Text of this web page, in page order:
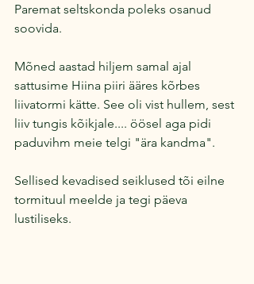
Paremat seltskonda poleks osanud
soovida.
Mõned aastad hiljem samal ajal
sattusime Hiina piiri ääres kõrbes
liivatormi kätte. See oli vist hullem, sest
liiv tungis kõikjale.... öösel aga pidi
paduvihm meie telgi "ära kandma".
Sellised kevadised seiklused tõi eilne
tormituul meelde ja tegi päeva
lustiliseks.